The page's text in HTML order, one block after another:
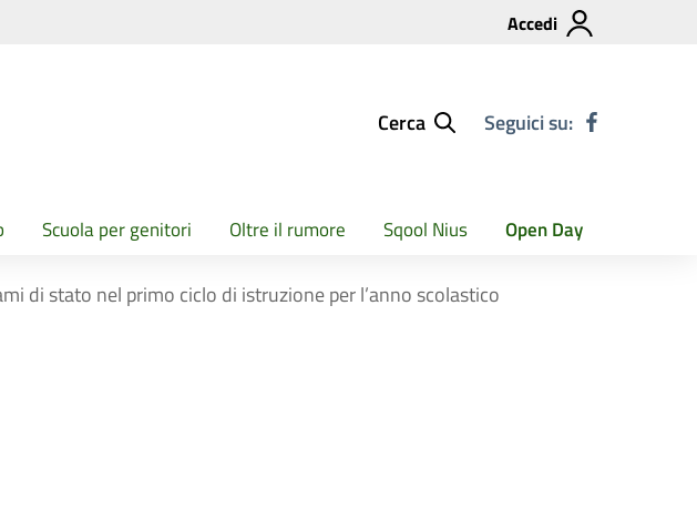
Accedi
Cerca Seguici su:
Scuola per genitori Oltre il rumore Sqool Nius Open Day
di stato nel primo ciclo di istruzione per l’anno scolastico